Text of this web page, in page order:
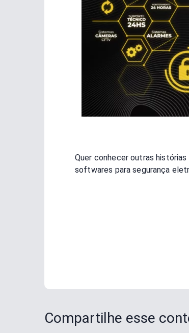
Quer conhecer outras
softwares para segurança
Compartilhe esse